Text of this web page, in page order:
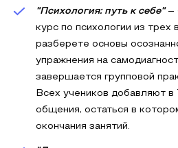
"Психология: путь к себе"–
курс по психологии из трех
разберете основы
упражнения на
завершается групповой
Всех учеников добавляют
общения, остаться в
окончания занятий.